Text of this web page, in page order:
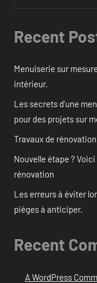
Recent
Menuiserie sur
intérieur.
Les secrets d’une
pour des projets sur
Travaux de
Nouvelle étape ?
rénovation
Les erreurs à éviter
pièges à anticiper.
Recent
A WordPress